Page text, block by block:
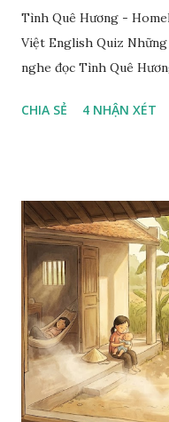
Tình Quê Hương -
Việt English Quiz
nghe đọc Tình Quê
CHIA SẺ 4 NHẬN XÉT